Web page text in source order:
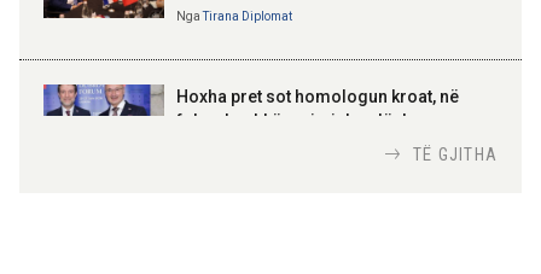
100-vjetori i themelimit të
Urdhrit të Skënderbeut
NgaTirana Diplomat
Hoxha pret sot homologun kroat, në
fokus bashkëpunimi dypalësh
TË GJITHA